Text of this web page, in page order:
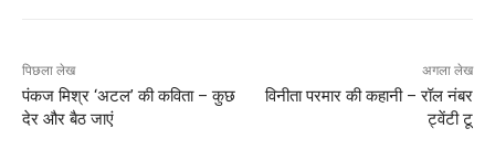
पिछला लेख
पंकज मिश्र ‘अटल’ की कविता – कुछ
देर और बैठ जाएं
अगला लेख
विनीता परमार की कहानी – रॉल नंबर
ट्वेंटी टू